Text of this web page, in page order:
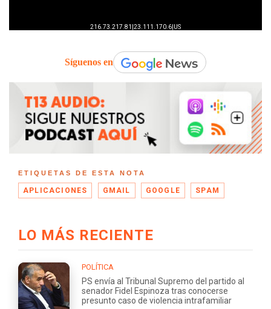
Síguenos en
ETIQUETAS DE ESTA NOTA
APLICACIONES GMAIL GOOGLE SPAM
LO MÁS RECIENTE
POLÍTICA
PS envía al Tribunal Supremo del partido al
senador Fidel Espinoza tras conocerse
presunto caso de violencia intrafamiliar